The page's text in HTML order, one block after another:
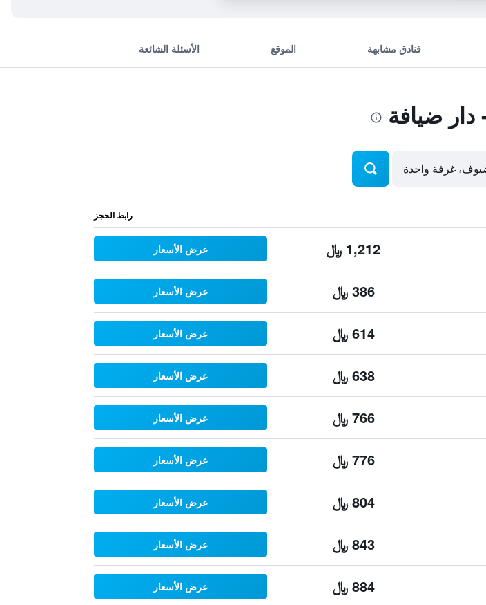
فنادق مشابهة الموقع الأسئلة الشائعة
ضيافة
رابط الحجز
1,212 ﷼ عرض الأسعار
386 ﷼ عرض الأسعار
614 ﷼ عرض الأسعار
638 ﷼ عرض الأسعار
766 ﷼ عرض الأسعار
776 ﷼ عرض الأسعار
804 ﷼ عرض الأسعار
843 ﷼ عرض الأسعار
884 ﷼ عرض الأسعار